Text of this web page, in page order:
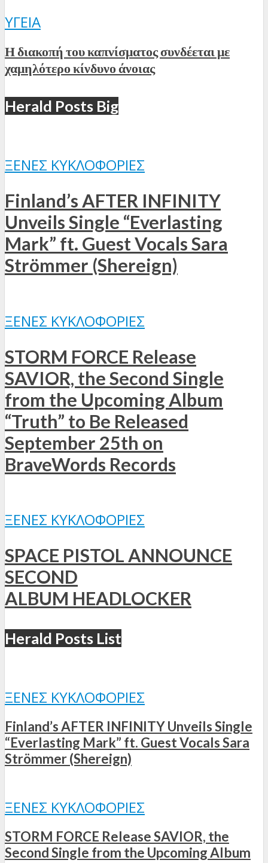
ΥΓΕΊΑ
Η διακοπή του καπνίσματος συνδέεται με
χαμηλότερο κίνδυνο άνοιας
Herald Posts Big
ΞΈΝΕΣ ΚΥΚΛΟΦΟΡΊΕΣ
Finland’s AFTER INFINITY
Unveils Single “Everlasting
Mark” ft. Guest Vocals Sara
Strömmer (Shereign)
ΞΈΝΕΣ ΚΥΚΛΟΦΟΡΊΕΣ
STORM FORCE Release
SAVIOR, the Second Single
from the Upcoming Album
“Truth” to Be Released
September 25th on
BraveWords Records
ΞΈΝΕΣ ΚΥΚΛΟΦΟΡΊΕΣ
SPACE PISTOL ANNOUNCE
SECOND
ALBUM HEADLOCKER
Herald Posts List
ΞΈΝΕΣ ΚΥΚΛΟΦΟΡΊΕΣ
Finland’s AFTER INFINITY Unveils Single
“Everlasting Mark” ft. Guest Vocals Sara
Strömmer (Shereign)
ΞΈΝΕΣ ΚΥΚΛΟΦΟΡΊΕΣ
STORM FORCE Release SAVIOR, the
Second Single from the Upcoming Album